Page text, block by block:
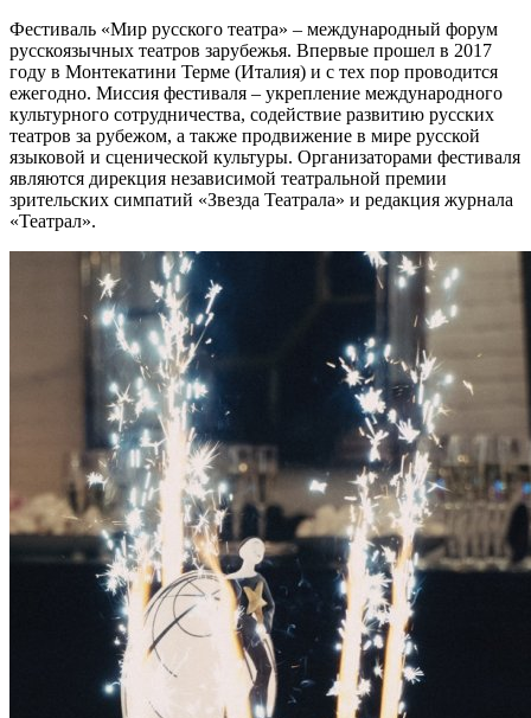
Фестиваль «Мир русского театра» – международный форум
русскоязычных театров зарубежья. Впервые прошел в 2017
году в Монтекатини Терме (Италия) и с тех пор проводится
ежегодно. Миссия фестиваля – укрепление международного
культурного сотрудничества, содействие развитию русских
театров за рубежом, а также продвижение в мире русской
языковой и сценической культуры. Организаторами фестиваля
являются дирекция независимой театральной премии
зрительских симпатий «Звезда Театрала» и редакция журнала
«Театрал».